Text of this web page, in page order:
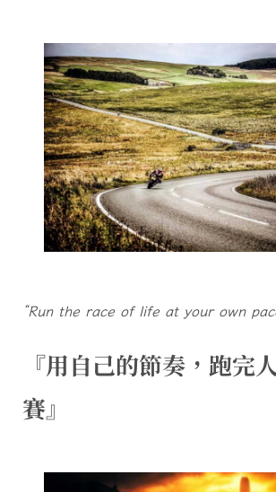
“Run the race of life at your own
『用自己的節奏，跑完
賽』